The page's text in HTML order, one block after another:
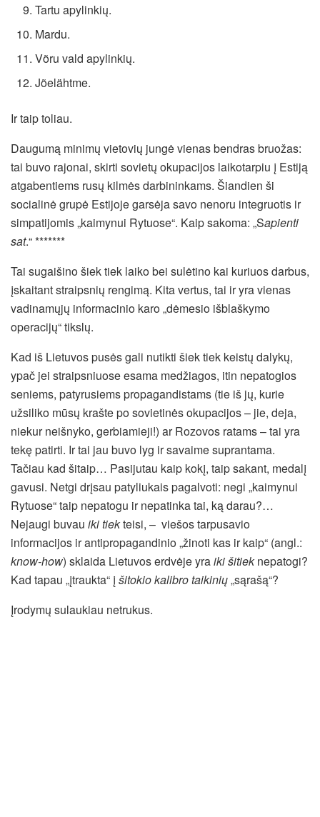
Tartu apylinkių.
Mardu.
Võru vald apylinkių.
Jõelähtme.
Ir taip toliau.
Daugumą minimų vietovių jungė vienas bendras bruožas:
tai buvo rajonai, skirti sovietų okupacijos laikotarpiu į Estiją
atgabentiems rusų kilmės darbininkams. Šiandien ši
socialinė grupė Estijoje garsėja savo nenoru integruotis ir
simpatijomis „kaimynui Rytuose“. Kaip sakoma: „Sapienti
sat.“ *******
Tai sugaišino šiek tiek laiko bei sulėtino kai kuriuos darbus,
įskaitant straipsnių rengimą. Kita vertus, tai ir yra vienas
vadinamųjų informacinio karo „dėmesio išblaškymo
operacijų“ tikslų.
Kad iš Lietuvos pusės gali nutikti šiek tiek keistų dalykų,
ypač jei straipsniuose esama medžiagos, itin nepatogios
seniems, patyrusiems propagandistams (tie iš jų, kurie
užsiliko mūsų krašte po sovietinės okupacijos – jie, deja,
niekur neišnyko, gerbiamieji!) ar Rozovos ratams – tai yra
tekę patirti. Ir tai jau buvo lyg ir savaime suprantama.
Tačiau kad šitaip… Pasijutau kaip kokį, taip sakant, medalį
gavusi. Netgi drįsau patyliukais pagalvoti: negi „kaimynui
Rytuose“ taip nepatogu ir nepatinka tai, ką darau?…
Nejaugi buvau iki tiekteisi, – viešos tarpusavio
informacijos ir antipropagandinio „žinoti kas ir kaip“ (angl.:
know-how) sklaida Lietuvos erdvėje yraiki šitieknepatogi?
Kad tapau „įtraukta“ į šitokio kalibrotaikinių„sąrašą“?
Įrodymų sulaukiau netrukus.